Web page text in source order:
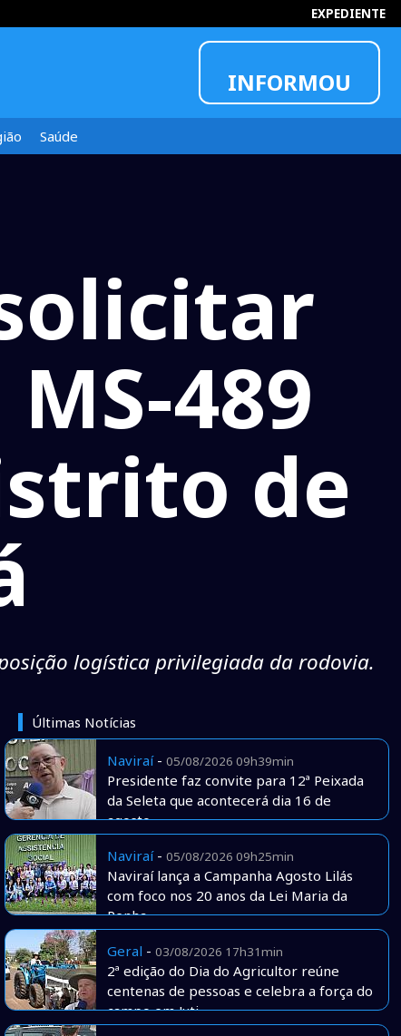
EXPEDIENTE
08:49:25
INFORMOU
Saúde
489
de
logística privilegiada da rodovia.
Últimas Notícias
Naviraí- 05/08/2026 09h39min
Presidente faz convite para 12ª Peixada
da Seleta que acontecerá dia 16 de
agosto
Naviraí- 05/08/2026 09h25min
Naviraí lança a Campanha Agosto Lilás
com foco nos 20 anos da Lei Maria da
Penha
Geral - 03/08/2026 17h31min
2ª edição do Dia do Agricultor reúne
centenas de pessoas e celebra a força do
campo em Juti